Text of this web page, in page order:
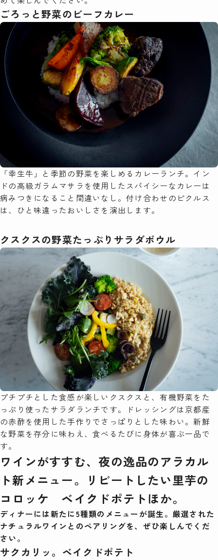
ごろっと野菜のビーフカレー
「幸生牛」と季節の野菜を楽しめるカレーランチ。イン
ドの高級ガラムマサラを使用したスパイシーなカレーは
病みつきになること間違いなし。付け合わせのピクルス
は、ひと味違ったおいしさを演出します。
クスクスの野菜たっぷりサラダボウル
プチプチとした食感が楽しいクスクスと、有機野菜をた
っぷり使ったサラダランチです。ドレッシングは京都産
の赤酢を使用した手作りでさっぱりとした味わい。新鮮
な野菜を存分に味わえ、食べるたびに身体が喜ぶ一品で
す。
ワインがすすむ、夜の逸品のアラカル
ト新メニュー。リピートしたい里芋の
コロッケ ベイクドポテトほか。
ディナーには新たに5種類のメニューが誕生。厳選された
ナチュラルワインとのペアリングを、ぜひ楽しんでくだ
さい。
サクカリッ。ベイクドポテト